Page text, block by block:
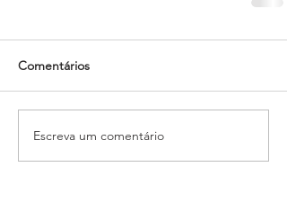
Comentários
Escreva um comentário